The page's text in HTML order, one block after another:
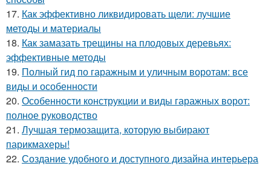
17. Как эффективно ликвидировать щели: лучшие
методы и материалы
18. Как замазать трещины на плодовых деревьях:
эффективные методы
19. Полный гид по гаражным и уличным воротам: все
виды и особенности
20. Особенности конструкции и виды гаражных ворот:
полное руководство
21. Лучшая термозащита, которую выбирают
парикмахеры!
22. Создание удобного и доступного дизайна интерьера